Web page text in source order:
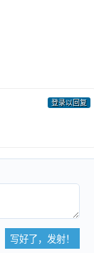
登录以回复